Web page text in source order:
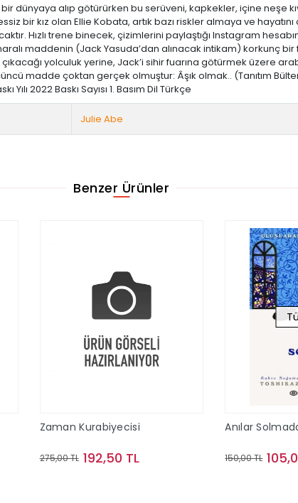
dünyaya alıp götürürken bu serüveni, kapkekler, içine neşe
bir kız olan Ellie Kobata, artık bazı riskler almaya ve
Hızlı trene binecek, çizimlerini paylaştığı Instagram
maddenin (Jack Yasuda’dan alınacak intikam) korkunç
yolculuk yerine, Jack’i sihir fuarına götürmek üzere
madde çoktan gerçek olmuştur: Âşık olmak.. (Tanıtım
2022 Baskı Sayısı 1. Basım Dil Türkçe
Julie Abe
Benzer Ürünler
Zaman Kurabiyecisi
275,00 TL 192,50 TL
Anılar
150,00 TL